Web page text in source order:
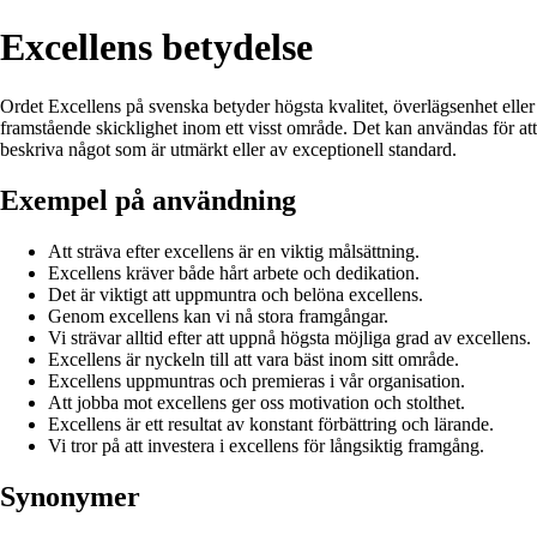
Excellens betydelse
Ordet Excellens på svenska betyder högsta kvalitet, överlägsenhet eller
framstående skicklighet inom ett visst område. Det kan användas för att
beskriva något som är utmärkt eller av exceptionell standard.
Exempel på användning
Att sträva efter excellens är en viktig målsättning.
Excellens kräver både hårt arbete och dedikation.
Det är viktigt att uppmuntra och belöna excellens.
Genom excellens kan vi nå stora framgångar.
Vi strävar alltid efter att uppnå högsta möjliga grad av excellens.
Excellens är nyckeln till att vara bäst inom sitt område.
Excellens uppmuntras och premieras i vår organisation.
Att jobba mot excellens ger oss motivation och stolthet.
Excellens är ett resultat av konstant förbättring och lärande.
Vi tror på att investera i excellens för långsiktig framgång.
Synonymer